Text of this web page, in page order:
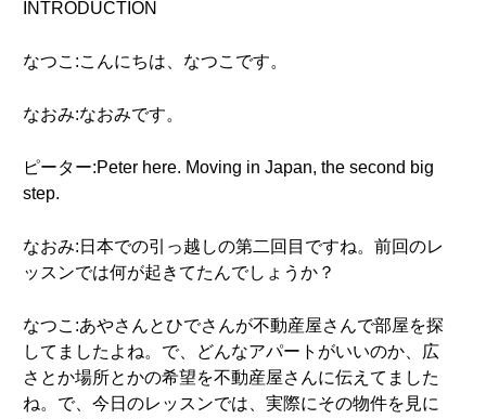
INTRODUCTION
なつこ:こんにちは、なつこです。
なおみ:なおみです。
ピーター:Peter here. Moving in Japan, the second big
step.
なおみ:日本での引っ越しの第二回目ですね。前回のレ
ッスンでは何が起きてたんでしょうか？
なつこ:あやさんとひでさんが不動産屋さんで部屋を探
してましたよね。で、どんなアパートがいいのか、広
さとか場所とかの希望を不動産屋さんに伝えてました
ね。で、今日のレッスンでは、実際にその物件を見に